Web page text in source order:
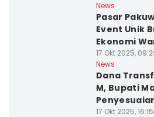
News
Pasar
Event Unik
Ekonomi
17 Okt 2025,
News
Dana
M, Bupati
17 Okt 2025,